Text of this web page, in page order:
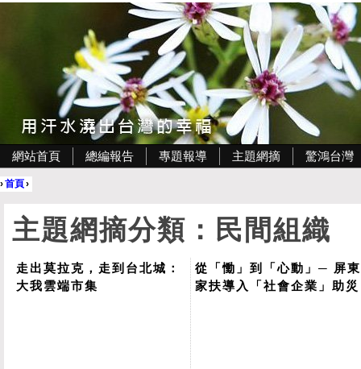
網站首頁 總編報告 專題報導 主題網摘 驚鴻台灣
›首頁›
主題網摘分類：民間組織
走出莫拉克，走到台北城：
大我雲端市集
從「慟」到「心動」─ 屏東
家扶導入「社會企業」助災